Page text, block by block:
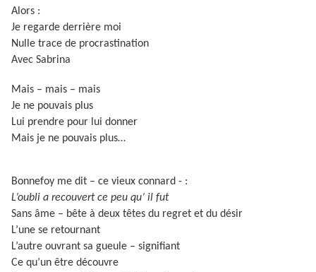
Alors :
Je regarde derrière moi
Nulle trace de procrastination
Avec Sabrina
Mais – mais – mais
Je ne pouvais plus
Lui prendre pour lui donner
Mais je ne pouvais plus…
Bonnefoy me dit – ce vieux connard - :
L’oubli a recouvert ce peu qu’ il fut
Sans âme – bête à deux têtes du regret et du désir
L’une se retournant
L’autre ouvrant sa gueule – signifiant
Ce qu’un être découvre